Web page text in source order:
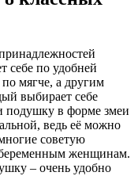
себе по удобней
мягче, а другим
выбирает себе
подушку в форме змеи
ведь её можно
советую
женщинам.
– очень удобно